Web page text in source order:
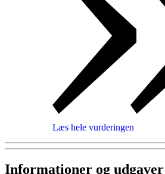
Læs hele vurderingen
Informationer og udgaver